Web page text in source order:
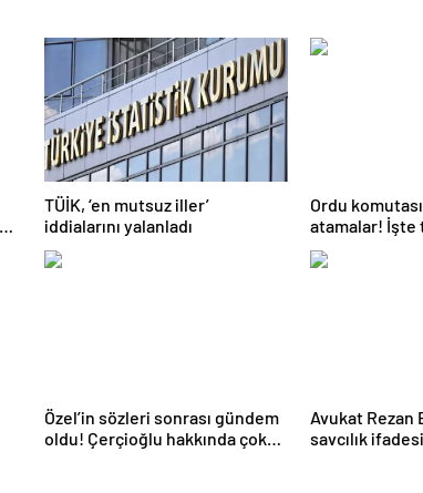
TÜİK, ‘en mutsuz iller’
iddialarını yalanladı
Ordu
atamalar! İşte
Özel’in sözleri sonrası gündem
oldu! Çerçioğlu hakkında çok
Avukat Rezan
savcılık